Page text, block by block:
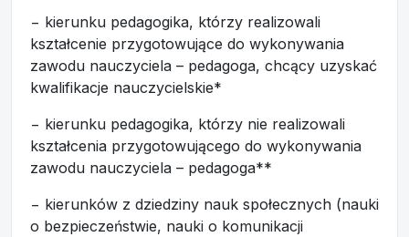
− kierunku pedagogika, którzy realizowali
kształcenie przygotowujące do wykonywania
zawodu nauczyciela – pedagoga, chcący uzyskać
kwalifikacje nauczycielskie*
− kierunku pedagogika, którzy nie realizowali
kształcenia przygotowującego do wykonywania
zawodu nauczyciela – pedagoga**
− kierunków z dziedziny nauk społecznych (nauki
o bezpieczeństwie, nauki o komunikacji